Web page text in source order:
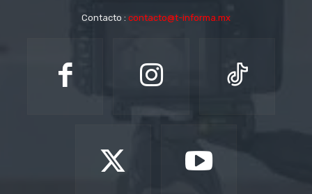
Contacto : contacto@t-informa.mx